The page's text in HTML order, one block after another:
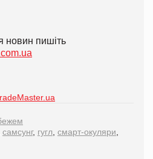
новин пишіть
самсунг, гугл смарт-окуляри